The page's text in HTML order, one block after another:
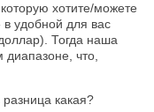
хотите/можете
в удобной для вас
Тогда наша
что,
какая?